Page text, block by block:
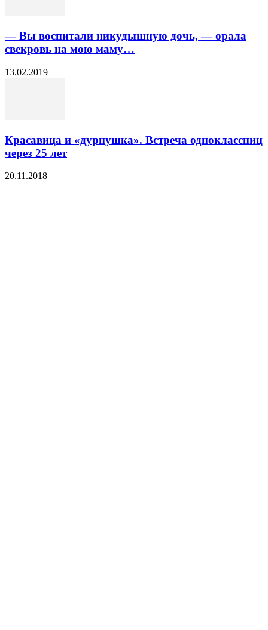
— Вы воспитали никудышную дочь, — орала
свекровь на мою маму…
13.02.2019
Красавица и «дурнушка». Встреча одноклассниц
через 25 лет
20.11.2018